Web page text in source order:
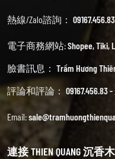
熱線/Zalo諮詢： 09167.456.83
電子商務網站:Shopee,Tiki,
臉書訊息： Trầm Hương
評論和評論：
Email:
連接 THIEN QUANG 沉香木